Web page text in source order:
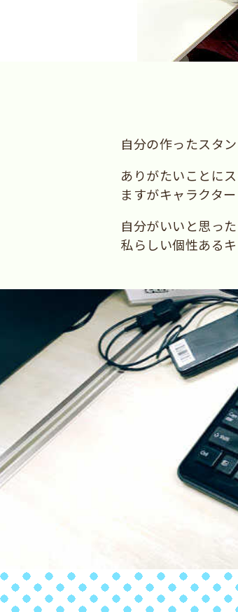
自分の作ったスタ
ありがたいことに
ますがキャラクタ
自分がいいと思っ
私らしい個性ある